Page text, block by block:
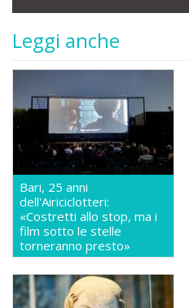
Leggi anche
Bari, 25 anni
dell'Airiciclotteri:
«Costretti allo stop, ma i
film sotto le stelle
torneranno presto»